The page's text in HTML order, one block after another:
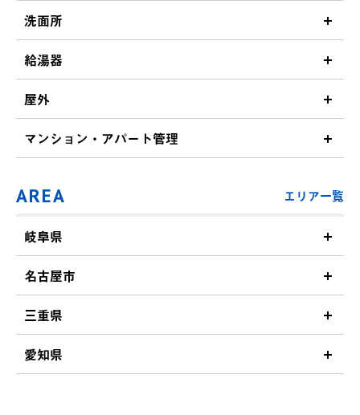
洗面所
給湯器
屋外
マンション・アパート管理
AREA エリア一覧
岐阜県
名古屋市
三重県
愛知県